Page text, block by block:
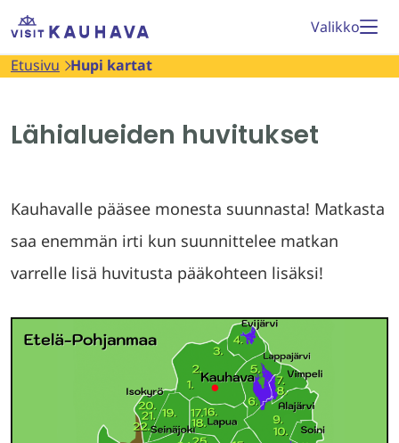
Siirry
Etusivu
Valikko
Etusivu Hupi kartat
Lähialueiden huvitukset
Kauhavalle pääsee monesta suunnasta! Matkasta
saa enemmän irti kun suunnittelee matkan
varrelle lisä huvitusta pääkohteen lisäksi!